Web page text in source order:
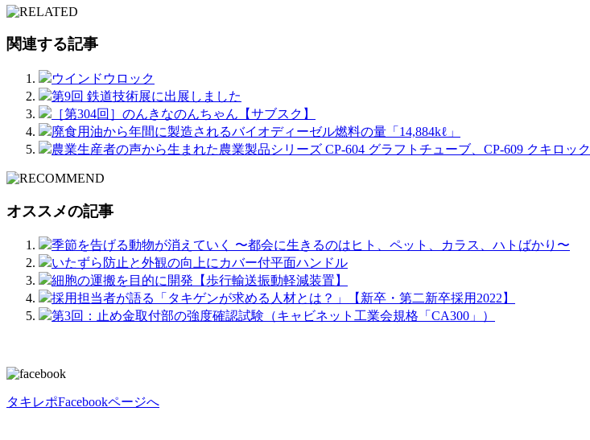
関連する記事
ウインドウロック
第9回 鉄道技術展に出展しました
［第304回］のんきなのんちゃん【サブスク】
廃食用油から年間に製造されるバイオディーゼル燃料の量「14,884kℓ」
農業生産者の声から生まれた農業製品シリーズ CP-604 グラフトチューブ、CP-609 クキロック
オススメの記事
季節を告げる動物が消えていく 〜都会に生きるのはヒト、ペット、カラス、ハトばかり〜
いたずら防止と外観の向上にカバー付平面ハンドル
細胞の運搬を目的に開発【歩行輸送振動軽減装置】
採用担当者が語る「タキゲンが求める人材とは？」【新卒・第二新卒採用2022】
第3回：止め金取付部の強度確認試験（キャビネット工業会規格「CA300」）
タキレポFacebookページへ